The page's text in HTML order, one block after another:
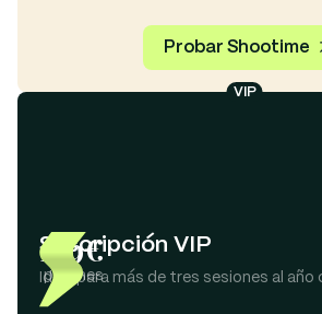
Probar Shootime
Suscripción VIP
Ideal para más de tres sesiones al año
VIP
139€
por mes